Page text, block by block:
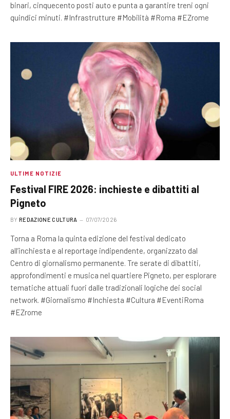
binari, cinquecento posti auto e punta a garantire treni ogni
quindici minuti. #Infrastrutture #Mobilità #Roma #EZrome
ULTIME NOTIZIE
Festival FIRE 2026: inchieste e dibattiti al
Pigneto
BY REDAZIONE CULTURA 07/07/2026
Torna a Roma la quinta edizione del festival dedicato
all’inchiesta e al reportage indipendente, organizzato dal
Centro di giornalismo permanente. Tre serate di dibattiti,
approfondimenti e musica nel quartiere Pigneto, per esplorare
tematiche attuali fuori dalle tradizionali logiche dei social
network. #Giornalismo #Inchiesta #Cultura #EventiRoma
#EZrome